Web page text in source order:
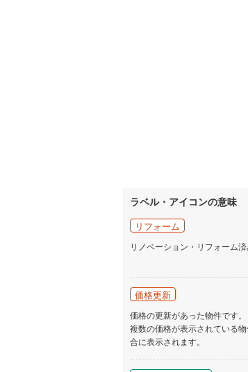
ラベル・アイコンの意味
リフォーム
リノベーション・リフォーム
価格更新
価格の更新があった物件です。
複数の価格が表示されている
合に表示されます。